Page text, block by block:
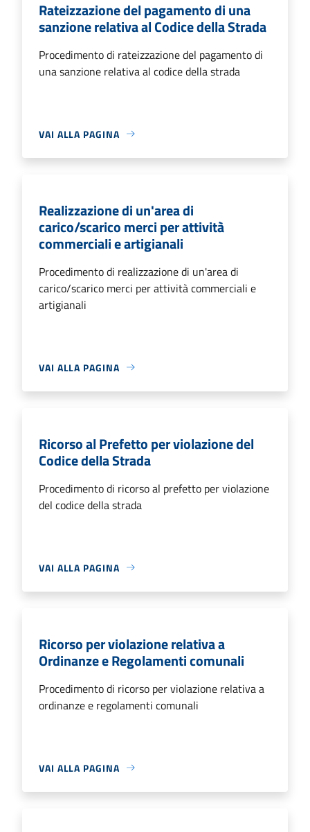
Rateizzazione del pagamento di una
sanzione relativa al Codice della Strada
Procedimento di rateizzazione del pagamento di
una sanzione relativa al codice della strada
VAI ALLA PAGINA
Realizzazione di un'area di
carico/scarico merci per attività
commerciali e artigianali
Procedimento di realizzazione di un'area di
carico/scarico merci per attività commerciali e
artigianali
VAI ALLA PAGINA
Ricorso al Prefetto per violazione del
Codice della Strada
Procedimento di ricorso al prefetto per violazione
del codice della strada
VAI ALLA PAGINA
Ricorso per violazione relativa a
Ordinanze e Regolamenti comunali
Procedimento di ricorso per violazione relativa a
ordinanze e regolamenti comunali
VAI ALLA PAGINA